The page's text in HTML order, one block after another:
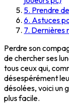
5. Prendre
6. Astuces
7. Dernières
Perdre son
de chercher ses
tous ceux qui,
désespérément
désolées, voici un
plus facile.